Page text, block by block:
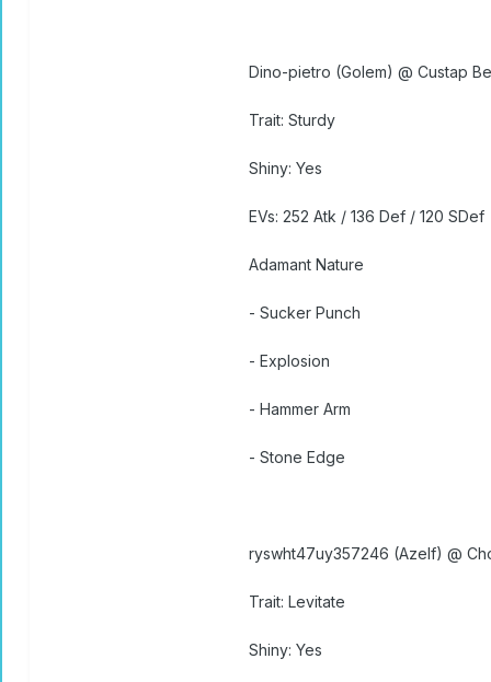
Dino-pietro (Golem) @ Custap
Trait: Sturdy
Shiny: Yes
EVs: 252 Atk / 136 Def / 120 SDef
Adamant Nature
- Sucker Punch
- Explosion
- Hammer Arm
- Stone Edge
ryswht47uy357246 (Azelf) @
Trait: Levitate
Shiny: Yes